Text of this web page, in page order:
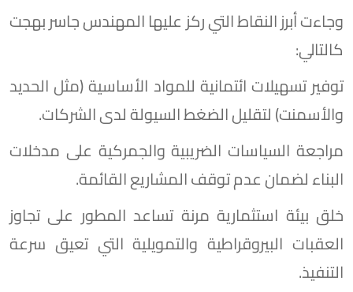
وجاءت أبرز النقاط التي ركز عليها المهندس جاسر بهجت
كالتالي:
توفير تسهيلات ائتمانية للمواد الأساسية (مثل الحديد
والأسمنت) لتقليل الضغط السيولة لدى الشركات.
مراجعة السياسات الضريبية والجمركية على مدخلات
البناء لضمان عدم توقف المشاريع القائمة.
خلق بيئة استثمارية مرنة تساعد المطور على تجاوز
العقبات البيروقراطية والتمويلية التي تعيق سرعة
التنفيذ.